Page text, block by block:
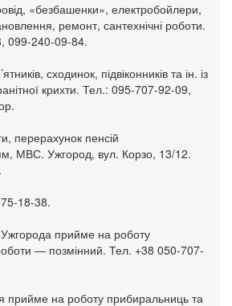
«безбашенки», електробойлери,
ремонт, сантехнічні роботи.
099-240-09-84.
сходинок, підвіконників та ін. із
крихти. Тел.: 095-707-92-09,
перерахунок пенсій
МВС. Ужгород, вул. Корзо, 13/12.
18-38.
Ужгорода прийме на роботу
— позмінний. Тел. +38 050-707-
прийме на роботу прибиральниць та